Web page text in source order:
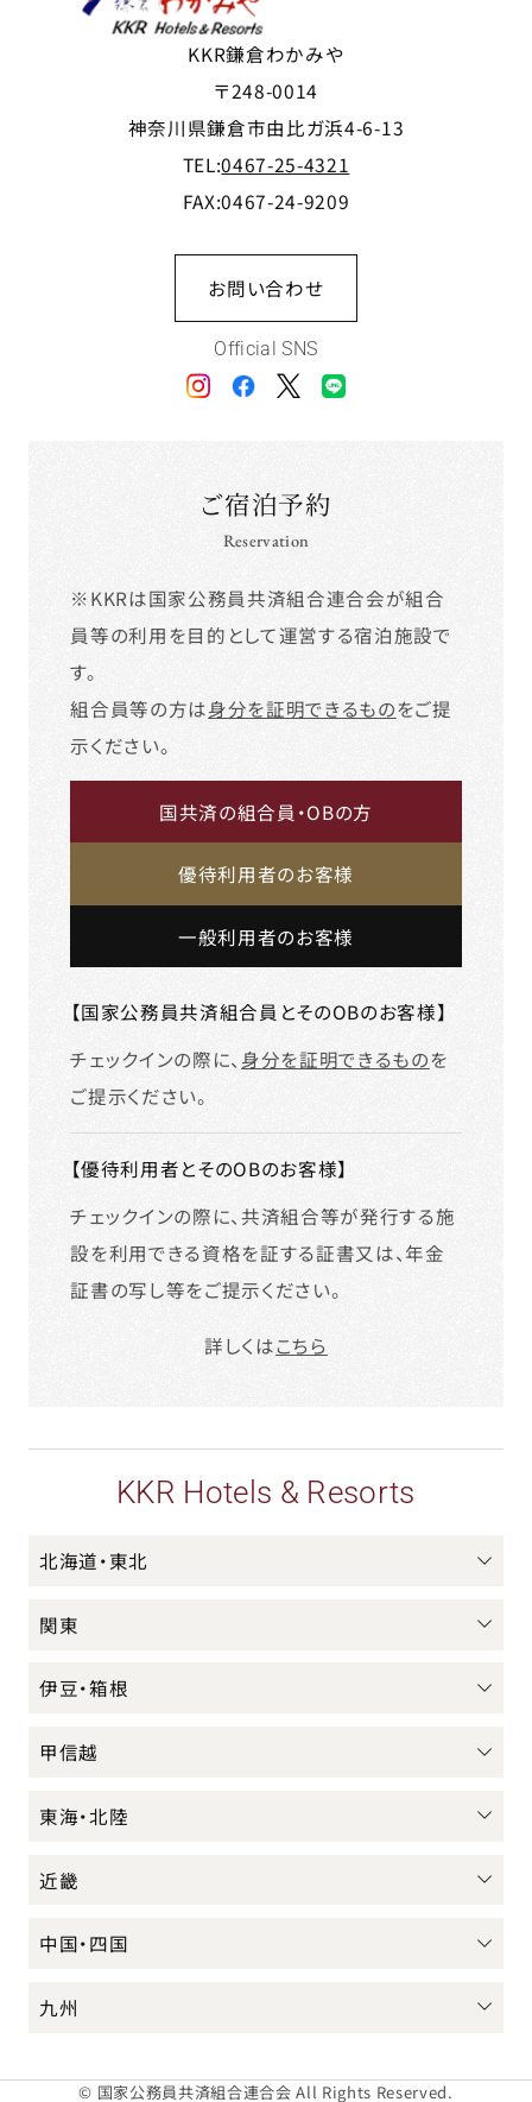
KKR鎌倉わかみや
〒248-0014
神奈川県鎌倉市由比ガ浜4-6-13
TEL:0467-25-4321
FAX:0467-24-9209
お問い合わせ
Official SNS
ご宿泊予約
Reservation
※KKRは国家公務員共済組合連合会が組合
員等の利用を目的として運営する宿泊施設で
す。
組合員等の方は身分を証明できるものをご提
示ください。
国共済の組合員・OBの方
優待利用者のお客様
一般利用者のお客様
【国家公務員共済組合員とそのOBのお客様】
チェックインの際に、 身分を証明できるものを
ご提示ください。
【優待利用者とそのOBのお客様】
チェックインの際に、共済組合等が発行する施
設を利用できる資格を証する証書又は、年金
証書の写し等をご提示ください。
詳しくはこちら
KKR Hotels & Resorts
北海道・東北
関東
伊豆・箱根
甲信越
東海・北陸
近畿
中国・四国
九州
© 国家公務員共済組合連合会 All Rights Reserved.